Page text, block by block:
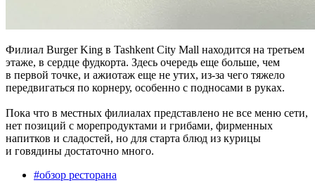
Филиал Burger King в Tashkent City Mall находится на третьем
этаже, в сердце фудкорта. Здесь очередь еще больше, чем
в первой точке, и ажиотаж еще не утих, из-за чего тяжело
передвигаться по корнеру, особенно с подносами в руках.
Пока что в местных филиалах представлено не все меню сети,
нет позиций с морепродуктами и грибами, фирменных
напитков и сладостей, но для старта блюд из курицы
и говядины достаточно много.
#обзор ресторана